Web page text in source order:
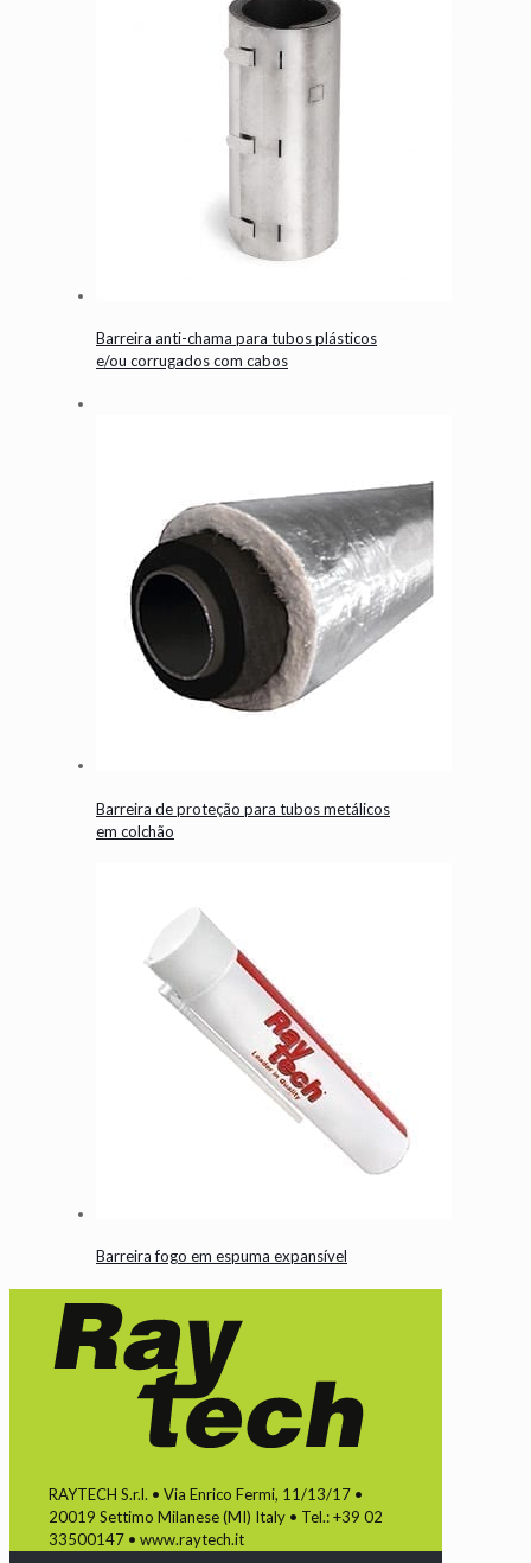
Barreira anti-chama para tubos plásticos
e/ou corrugados com cabos
Barreira de proteção para tubos metálicos
em colchão
Barreira fogo em espuma expansível
RAYTECH S.r.l. • Via Enrico Fermi, 11/13/17 •
20019 Settimo Milanese (MI) Italy • Tel.: +39 02
33500147 • www.raytech.it